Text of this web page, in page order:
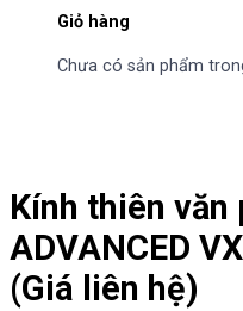
Giỏ hàng
Chưa có sản phẩm
Kính thiên văn
ADVANCED
(Giá liên hệ)